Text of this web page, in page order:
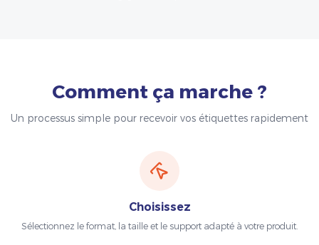
Comment ça marche ?
Un processus simple pour recevoir vos étiquettes rapidement
Choisissez
Sélectionnez le format, la taille et le support adapté à votre produit.